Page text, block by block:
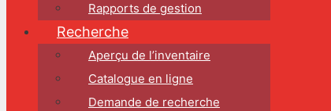
Rapports de gestion
Recherche
Aperçu de l’inventaire
Catalogue en ligne
Demande de recherche